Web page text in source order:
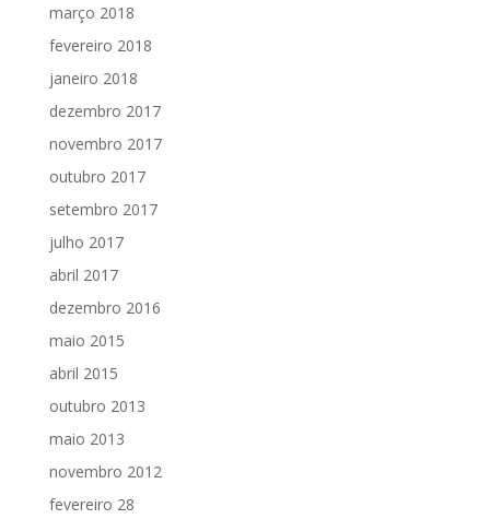
março 2018
fevereiro 2018
janeiro 2018
dezembro 2017
novembro 2017
outubro 2017
setembro 2017
julho 2017
abril 2017
dezembro 2016
maio 2015
abril 2015
outubro 2013
maio 2013
novembro 2012
fevereiro 28